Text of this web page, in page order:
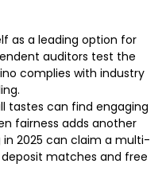
as a leading option for
auditors test the
complies with industry
tastes can find engaging
fairness adds another
in 2025 can claim a multi-
matches and free